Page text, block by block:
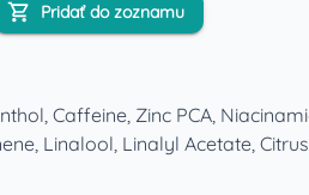
Pridať do zoznamu
Caffeine, Zinc PCA,
Linalool, Linalyl Acetate,